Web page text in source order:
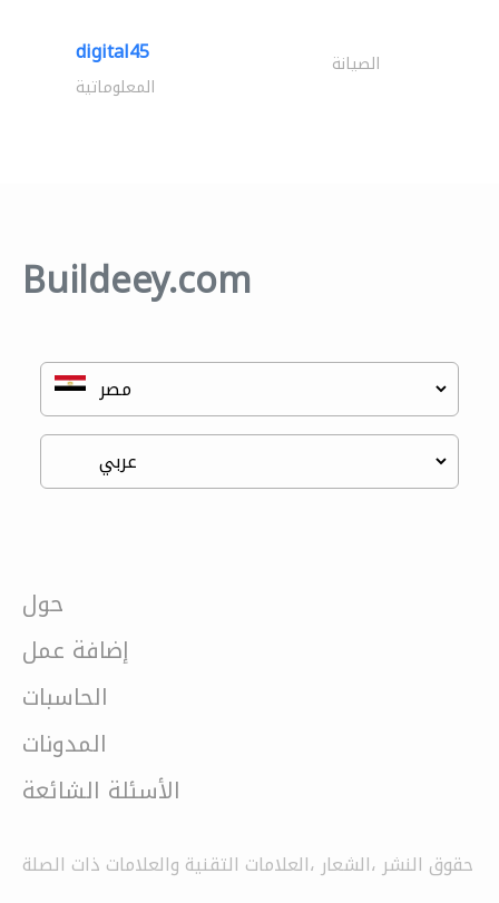
digital45 الصيانة
المعلوماتية
Buildeey.com
حول
إضافة عمل
الحاسبات
المدونات
الأسئلة الشائعة
حقوق النشر ،الشعار ،العلامات التقنية والعلامات ذات الصلة